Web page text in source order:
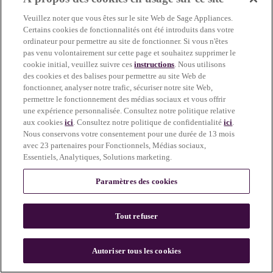
more information)
n
Veuillez noter que vous êtes sur le site Web de Sage Appliances.
Certains cookies de fonctionnalités ont été introduits dans votre
ordinateur pour permettre au site de fonctionner. Si vous n'êtes
pas venu volontairement sur cette page et souhaitez supprimer le
cookie initial, veuillez suivre cesinstructions. Nous utilisons
des cookies et des balises pour permettre au site Web de
fonctionner, analyser notre trafic, sécuriser notre site Web,
permettre le fonctionnement des médias sociaux et vous offrir
une expérience personnalisée. Consultez notre politique relative
aux cookiesici. Consultez notre politique de confidentialitéici.
Nous conservons votre consentement pour une durée de 13 mois
avec 23 partenaires pour Fonctionnels, Médias sociaux,
Essentiels, Analytiques, Solutions marketing.
Paramètres des cookies
Tout refuser
Autoriser tous les cookies